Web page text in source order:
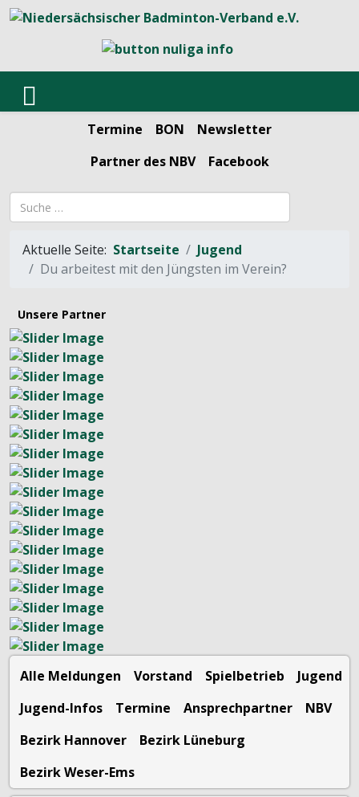
Termine BON
Newsletter
Partner des NBV
Facebook
Suchbegriff
Aktuelle Seite: Startseite
Jugend
Du arbeitest mit den Jüngsten im Verein?
Unsere Partner
Alle Meldungen Vorstand Spielbetrieb
Jugend
Jugend-Infos
Termine Ansprechpartner
NBV
Bezirk Hannover
Bezirk Lüneburg
Bezirk Weser-Ems